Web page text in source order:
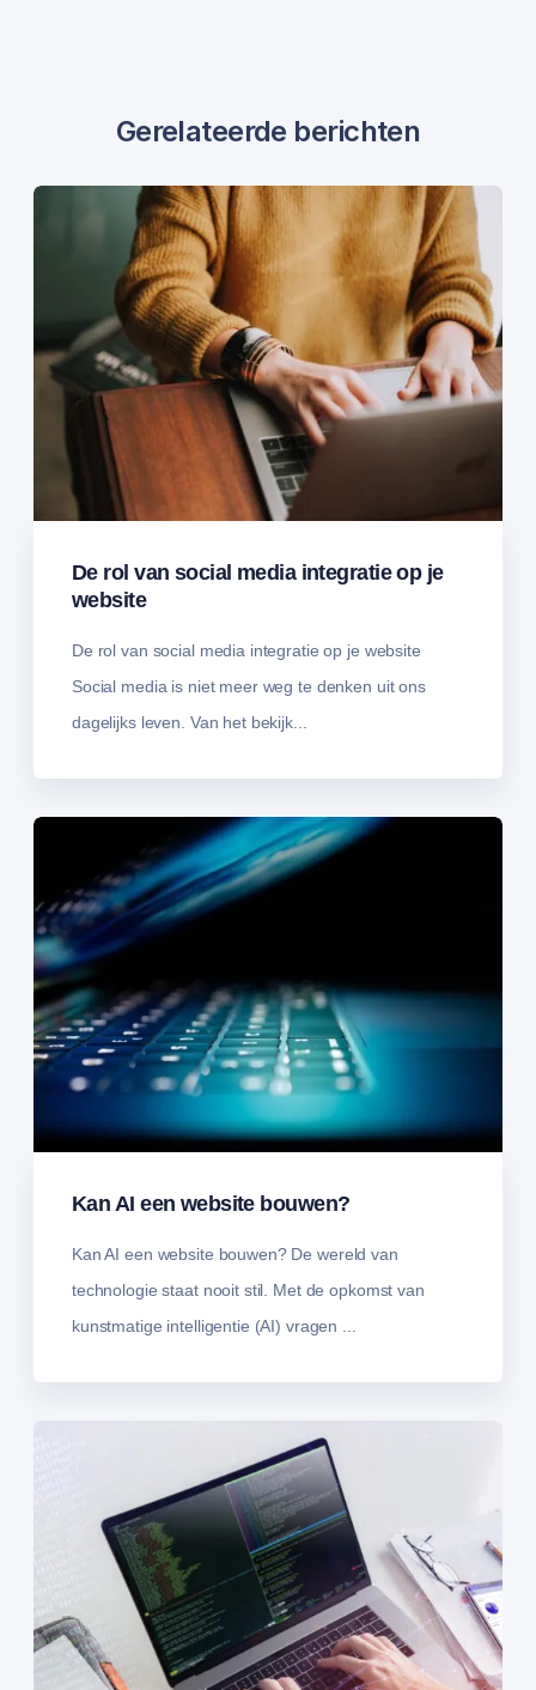
Gerelateerde berichten
De rol van social media integratie op je
website
De rol van social media integratie op je website
Social media is niet meer weg te denken uit ons
dagelijks leven. Van het bekijk...
Kan AI een website bouwen?
Kan AI een website bouwen? De wereld van
technologie staat nooit stil. Met de opkomst van
kunstmatige intelligentie (AI) vragen ...